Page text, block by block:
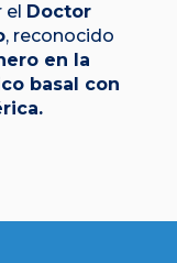
el Doctor
, reconocido
en la
basal con